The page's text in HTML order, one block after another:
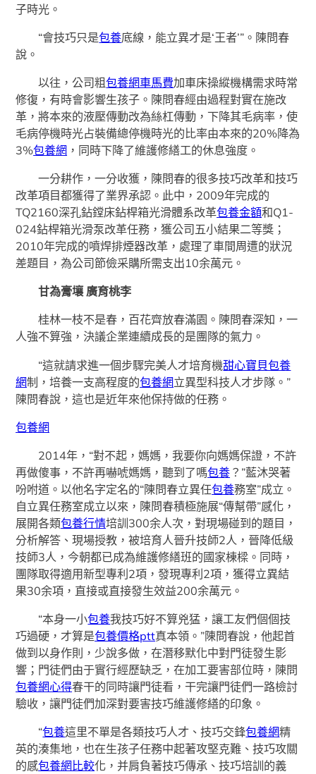
子時光。
“會技巧只是包養底線，能立異才是‘王者’”。陳問春
說。
以往，公司粗包養網車馬費加車床操縱機構需求時常
修復，有時會影響生孩子。陳問春經由過程對實在施改
革，將本來的液壓傳動改為絲杠傳動，下降其毛病率，使
毛病停機時光占裝備總停機時光的比率由本來的20%降為
3%包養網 ，同時下降了維護修繕工的休息強度。
一分耕作，一分收獲，陳問春的很多技巧改革和技巧
改革項目都獲得了業界承認。此中，2009年完成的
TQ2160深孔鉆鏜床鉆桿箱光滑體系改革包養金額和Q1-
024鉆桿箱光滑泵改革任務，獲公司五小結果二等獎；
2010年完成的噴焊排煙器改革，處理了車間周遭的狀況
差題目，為公司節儉采購所需支出10余萬元。
甘為膏壤 廣育桃李
桂林一枝不是春，百花齊放春滿園。陳問春深知，一
人強不算強，決議企業連續成長的是團隊的氣力。
“這就請求進一個步驟完美人才培育機甜心寶貝包養
網制，培養一支高程度的包養網立異型科技人才步隊。”
陳問春說，這也是近年來他保持做的任務。
包養網
2014年，“對不起，媽媽，我要你向媽媽保證，不許
再做傻事，不許再嚇唬媽媽，聽到了嗎包養 ？”藍沐哭著
吩咐道。以他名字定名的“陳問春立異任包養務室”成立。
自立異任務室成立以來，陳問春積極施展“傳幫帶”感化，
展開各類包養行情培訓300余人次，對現場碰到的題目，
分析解答、現場授教，被培育人晉升技師2人，晉降低級
技師3人，今朝都已成為維護修繕班的國家棟樑。同時，
團隊取得適用新型專利2項，發現專利2項，獲得立異結
果30余項，直接或直接發生效益200余萬元。
“本身一小包養我技巧好不算兇猛，讓工友們個個技
巧過硬，才算是包養價格ptt真本領。”陳問春說，他起首
做到以身作則，少說多做，在潛移默化中對門徒發生影
響；門徒們由于實行經歷缺乏，在加工要害部位時，陳問
包養網心得春干的同時讓門徒看，干完讓門徒們一路檢討
驗收，讓門徒們加深對要害技巧維護修繕的印象。
“包養這里不單是各類技巧人才、技巧交鋒包養網精
英的湊集地，也在生孩子任務中起著攻堅克難、技巧攻關
的感包養網比較化，并肩負著技巧傳承、技巧培訓的義